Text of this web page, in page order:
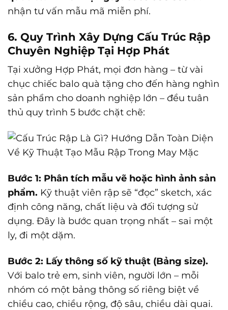
nhận tư vấn mẫu mã miễn phí.
6. Quy Trình Xây Dựng Cấu Trúc Rập
Chuyên Nghiệp Tại Hợp Phát
Tại xưởng Hợp Phát, mọi đơn hàng – từ vài
chục chiếc balo quà tặng cho đến hàng nghìn
sản phẩm cho doanh nghiệp lớn – đều tuân
thủ quy trình 5 bước chặt chẽ:
Bước 1: Phân tích mẫu vẽ hoặc hình ảnh sản
phẩm. Kỹ thuật viên rập sẽ “đọc” sketch, xác
định công năng, chất liệu và đối tượng sử
dụng. Đây là bước quan trọng nhất – sai một
ly, đi một dặm.
Bước 2: Lấy thông số kỹ thuật (Bảng size).
Với balo trẻ em, sinh viên, người lớn – mỗi
nhóm có một bảng thông số riêng biệt về
chiều cao, chiều rộng, độ sâu, chiều dài quai.